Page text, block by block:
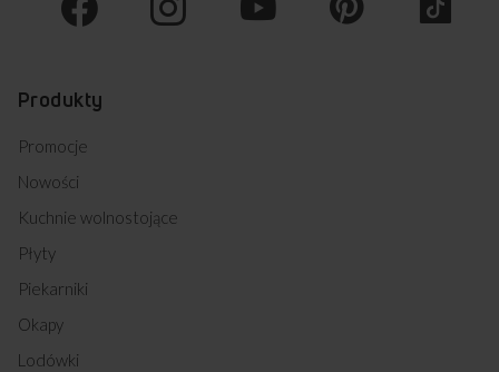
Produkty
Promocje
Nowości
Kuchnie wolnostojące
Płyty
Piekarniki
Okapy
Lodówki